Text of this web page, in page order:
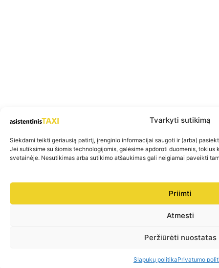
Tvarkyti sutikimą
Siekdami teikti geriausią patirtį, įrenginio informacijai saugoti ir (arba)
Jei sutiksime su šiomis technologijomis, galėsime apdoroti duomenis, tokius
svetainėje. Nesutikimas arba sutikimo atšaukimas gali neigiamai paveikti
Priimti
Atmesti
Peržiūrėti nuostatas
Slapukų politikaPrivatumo